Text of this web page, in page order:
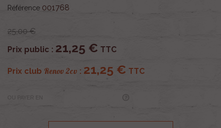
Référence 001768
25,00 €
Prix public : 21,25 € TTC
Prix club Renov 2cv : 21,25 € TTC
OU PAYER EN